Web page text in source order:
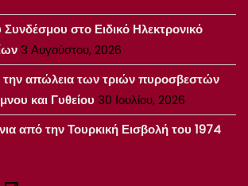
στο Ειδικό Ηλεκτρονικό
3 Αυγούστου, 2026
την απώλεια των τριών πυροσβεστών
και Γυθείου 30 Ιουλίου, 2026
από την Τουρκική Εισβολή του 1974